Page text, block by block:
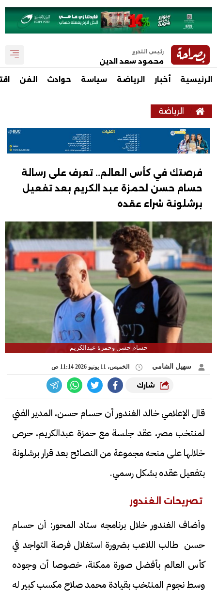
رئيس التحرير
محمود سعد الدين
الرئيسية أخبار الرياضة سياسة حوادث الفن
الرياضة
فرصتك في كأس العالم.. تعرف على رسالة
حسام حسن لحمزة عبد الكريم بعد تفعيل
برشلونة شراء عقده
حسام حسن وحمزة عبدالكريم
سهيل الشامي الخميس، 11 يونيو 2026 11:14 ص
شارك
قال الإعلامي خالد الغندور أن حسام حسن، المدير الفني
لمنتخب مصر، عقد جلسة مع حمزة عبدالكريم، حرص
خلالها على منحه مجموعة من النصائح بعد قرار برشلونة
بتفعيل عقده بشكل رسمي.
تصريحات الغندور
وأضاف الغندور خلال برنامجه ستاد المحور: أن حسام
حسن طالب اللاعب بضرورة استغلال فرصة التواجد في
كأس العالم بأفضل صورة ممكنة، خصوصا أن وجوده
وسط نجوم المنتخب بقيادة محمد صلاح مكسب كبير له